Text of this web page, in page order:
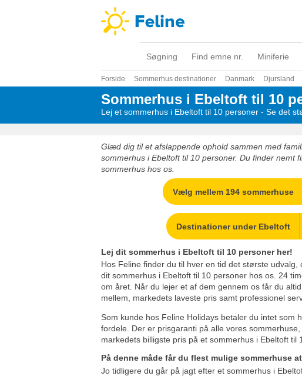
Søgning Find emne nr. Miniferie
Forside Sommerhus destinationer Danmark Djursland
Sommerhus i Ebeltoft til 10
Lej et sommerhus i Ebeltoft til 10 personer - Se det
Glæd dig til et afslappende ophold sammen med
sommerhus i Ebeltoft til 10 personer. Du finder nemt
sommerhus hos os.
Vælg mellem 194 sommerhuse
Destinationer under Ebeltoft
Lej dit sommerhus i Ebeltoft til 10 personer her!
Hos Feline finder du til hver en tid det største udvalg,
dit sommerhus i Ebeltoft til 10 personer hos os. 24
om året. Når du lejer et af dem gennem os får du
mellem, markedets laveste pris samt professionel
Som kunde hos Feline Holidays betaler du intet som
fordele. Der er prisgaranti på alle vores
markedets billigste pris på et sommerhus i Ebeltoft til
På denne måde får du flest mulige sommerhuse
Jo tidligere du går på jagt efter et sommerhus i